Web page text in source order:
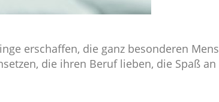
erschaffen, die ganz besonderen
die ihren Beruf lieben, die Spaß